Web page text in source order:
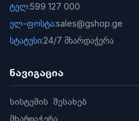
ტელ:599 127 000
ელ-ფოსტა:sales@gshop.ge
სტატუსი:24/7 მხარდაჭერა
ნავიგაცია
სისტემის შესახებ
მხარდაჭერა